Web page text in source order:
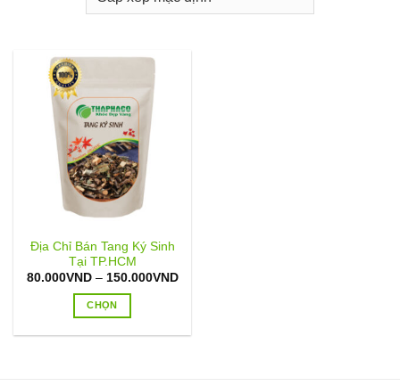
Địa Chỉ Bán Tang Ký Sinh
Tại TP.HCM
80.000VND – 150.000VNDKhoảng
150.000VND
CHỌN